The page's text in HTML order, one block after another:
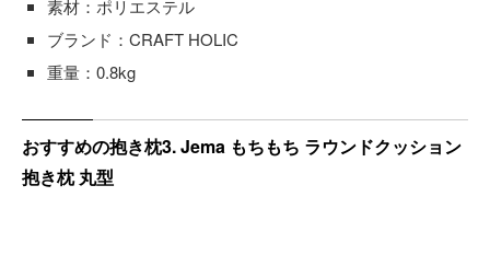
素材：ポリエステル
ブランド：CRAFT HOLIC
重量：0.8kg
おすすめの抱き枕3. Jema もちもち ラウンドクッション
抱き枕 丸型